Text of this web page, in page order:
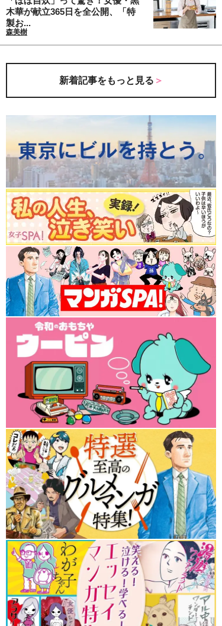
木華が献立365日を全公開、「特
製お...
森美樹
新着記事をもっと見る